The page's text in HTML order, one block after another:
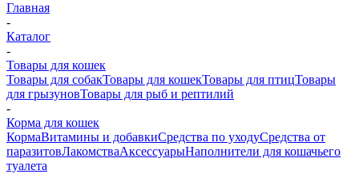
Главная
-
Каталог
-
Товары для кошек
Товары для собакТовары для кошекТовары для птицТовары
для грызуновТовары для рыб и рептилий
-
Корма для кошек
КормаВитамины и добавкиСредства по уходуСредства от
паразитовЛакомстваАксессуарыНаполнители для кошачьего
туалета